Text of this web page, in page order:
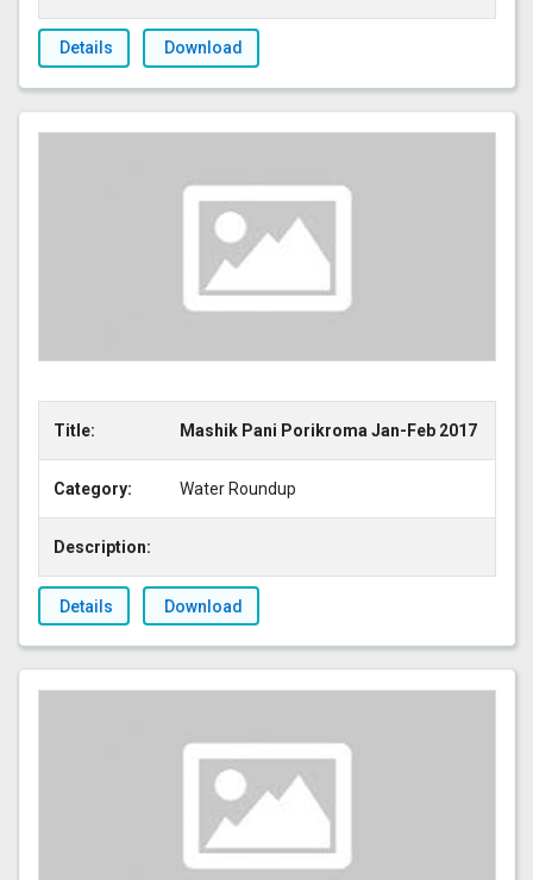
Details Download
Title: Mashik Pani Porikroma Jan-Feb 2017
Category: Water Roundup
Description:
Details Download